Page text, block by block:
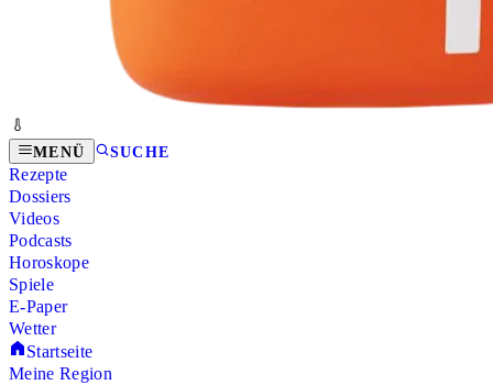
MENÜ SUCHE
Rezepte
Dossiers
Videos
Podcasts
Horoskope
Spiele
E-Paper
Wetter
Startseite
Meine Region